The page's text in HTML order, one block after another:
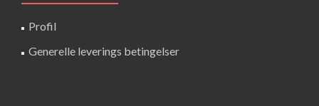
Profil
Generelle leverings betingelser